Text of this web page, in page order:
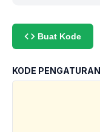
Buat Kode
KODE PENGATURAN